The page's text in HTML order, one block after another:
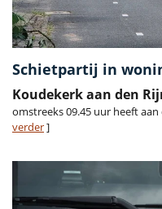
Schietpartij in
Koudekerk aan den
omstreeks 09.45 uur heeft
verder]